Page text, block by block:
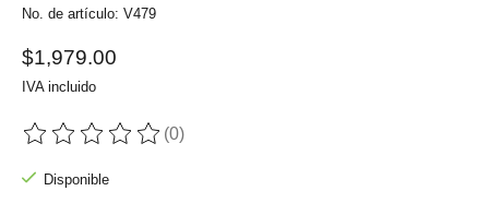
No. de artículo: V479
$1,979.00
IVA incluido
The rating of this product is
(0)
Disponible